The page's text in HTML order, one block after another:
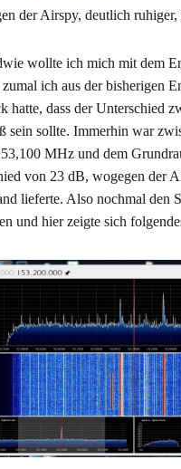
der Airspy, deutlich ruhiger,
wollte ich mich mit dem
ich aus der bisherigen
hatte, dass der Unterschied
sein sollte. Immerhin war
MHz und dem
von 23 dB, wogegen der
lieferte. Also nochmal den
und hier zeigte sich